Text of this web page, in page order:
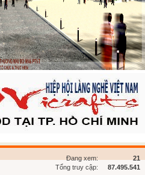
21
Đang xem:
87.495.541
Tổng truy cập: